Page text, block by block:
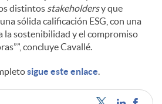
distintos stakeholdersy que
sólida calificación ESG, con una
la sostenibilidad y el compromiso
concluye Cavallé.
sigue este enlace